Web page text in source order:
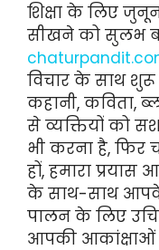
शिक्षा के लिए
सीखने को सुलभ
विचार के साथ शुरू
कहानी, कविता,
से व्यक्तियों को
भी करना है, फिर
हों, हमारा
के साथ-साथ
पालन के लिए
आपकी आकांक्षाओं